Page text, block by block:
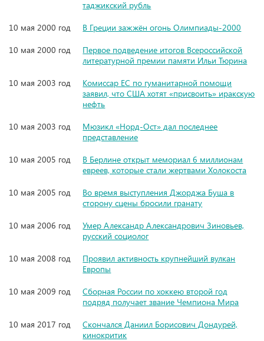
таджикский рубль
10 мая 2000 год
В Греции зажжён огонь Олимпиады-2000
10 мая 2000 год
Первое подведение итогов Всероссийской
литературной премии памяти Ильи Тюрина
10 мая 2003 год
Комиссар ЕС по гуманитарной помощи
заявил, что США хотят «присвоить» иракскую
нефть
10 мая 2003 год
Мюзикл «Норд-Ост» дал последнее
представление
10 мая 2005 год
В Берлине открыт мемориал 6 миллионам
евреев, которые стали жертвами Холокоста
10 мая 2005 год
Во время выступления Джорджа Буша в
сторону сцены бросили гранату
10 мая 2006 год
Умер Александр Александрович Зиновьев,
русский социолог
10 мая 2008 год
Проявил активность крупнейший вулкан
Европы
10 мая 2009 год
Сборная России по хоккею второй год
подряд получает звание Чемпиона Мира
10 мая 2017 год
Скончался Даниил Борисович Дондурей,
кинокритик